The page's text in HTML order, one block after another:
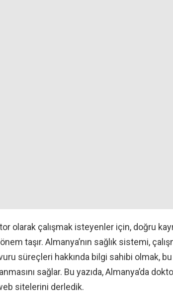
olarak çalışmak isteyenler için, doğru
taşır. Almanya’nın sağlık sistemi,
süreçleri hakkında bilgi sahibi olmak, bu
sağlar. Bu yazıda, Almanya’da
sitelerini derledik.